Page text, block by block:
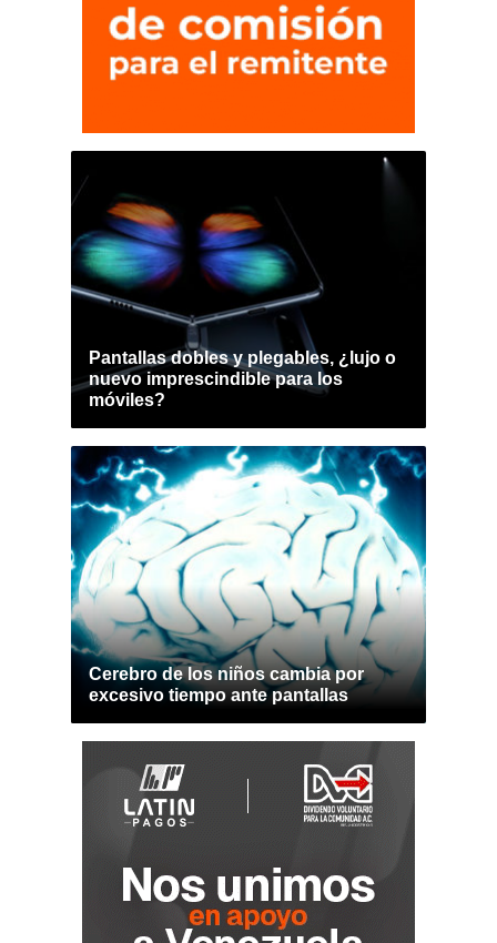
Pantallas dobles y plegables, ¿lujo o
nuevo imprescindible para los
móviles?
Cerebro de los niños cambia por
excesivo tiempo ante pantallas